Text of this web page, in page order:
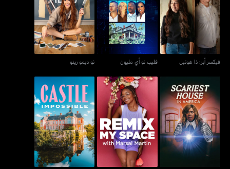
فيكسر أبر: ذا هوتيل
فيكسر أبر: ذا هوتيل
فليب تو أي مليون
فليب تو أي مليون
نو ديمو رينو
نو ديمو رينو
سكاريست هاوس إن أمريكا
ريمكس ماي سبيس ويذ
مارساي مارتن
كاسل إمبوسبل